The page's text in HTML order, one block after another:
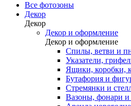
Все фотозоны
Декор
Декор
Декор и оформление
Декор и оформление
Спилы, ветви и
Указатели,
Ящики, коробки,
Бутафория и
Стремянки и
Вазоны, фонари и